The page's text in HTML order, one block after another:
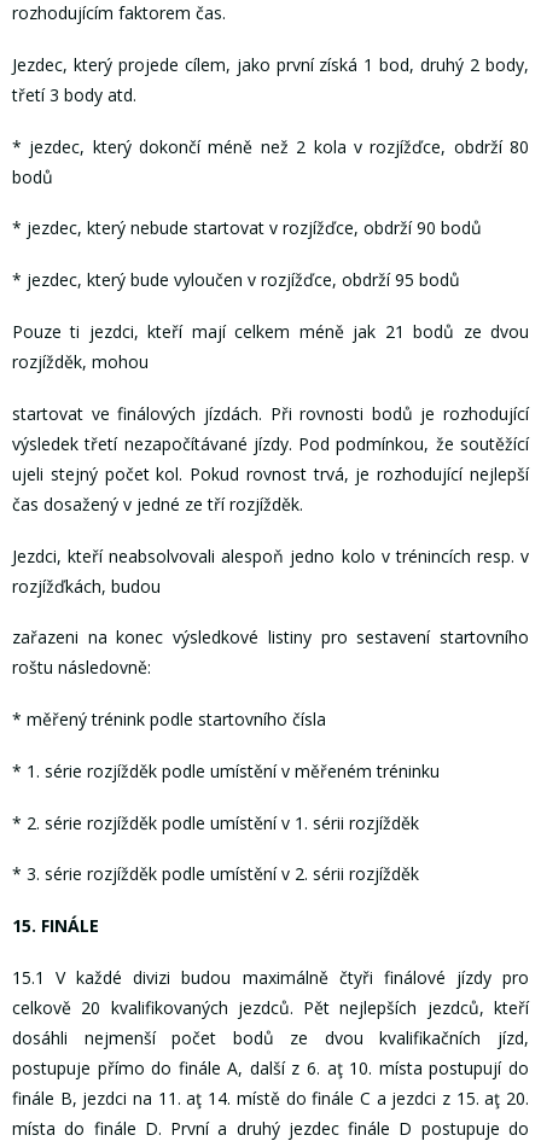
rozhodujícím faktorem čas.
Jezdec, který projede cílem, jako první získá 1 bod, druhý 2 body,
třetí 3 body atd.
* jezdec, který dokončí méně než 2 kola v rozjížďce, obdrží 80
bodů
* jezdec, který nebude startovat v rozjížďce, obdrží 90 bodů
* jezdec, který bude vyloučen v rozjížďce, obdrží 95 bodů
Pouze ti jezdci, kteří mají celkem méně jak 21 bodů ze dvou
rozjížděk, mohou
startovat ve finálových jízdách. Při rovnosti bodů je rozhodující
výsledek třetí nezapočítávané jízdy. Pod podmínkou, že soutěžící
ujeli stejný počet kol. Pokud rovnost trvá, je rozhodující nejlepší
čas dosažený v jedné ze tří rozjížděk.
Jezdci, kteří neabsolvovali alespoň jedno kolo v trénincích resp. v
rozjížďkách, budou
zařazeni na konec výsledkové listiny pro sestavení startovního
roštu následovně:
* měřený trénink podle startovního čísla
* 1. série rozjížděk podle umístění v měřeném tréninku
* 2. série rozjížděk podle umístění v 1. sérii rozjížděk
* 3. série rozjížděk podle umístění v 2. sérii rozjížděk
15. FINÁLE
15.1 V každé divizi budou maximálně čtyři finálové jízdy pro
celkově 20 kvalifikovaných jezdců. Pět nejlepších jezdců, kteří
dosáhli nejmenší počet bodů ze dvou kvalifikačních jízd,
postupuje přímo do finále A, další z 6. aţ 10. místa postupují do
finále B, jezdci na 11. aţ 14. místě do finále C a jezdci z 15. aţ 20.
místa do finále D. První a druhý jezdec finále D postupuje do